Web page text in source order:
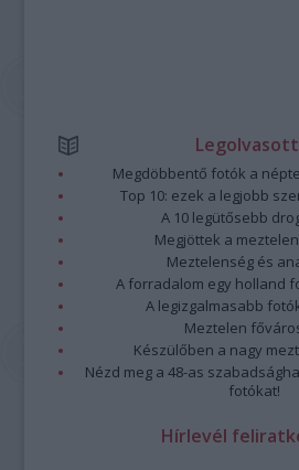
Megdöbbentő fotók a
Top 10: ezek a legjobb
A 10 legütősebb
Megjöttek a
Meztelenség és
A forradalom egy holland
A legizgalmasabb
Meztelen
Készülőben a nagy
Nézd meg a 48-as
fotókat!
Hírlevél